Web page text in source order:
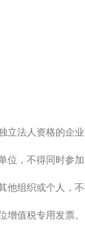
法人资格的企业
，不得同时参加
组织或个人，不
增值税专用发票。